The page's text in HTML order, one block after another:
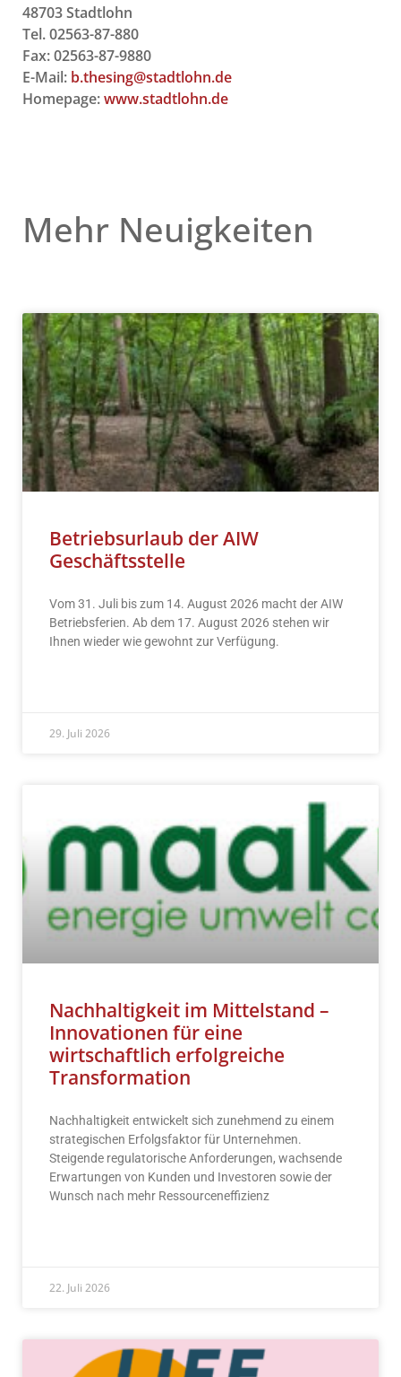
48703 Stadtlohn
Tel. 02563-87-880
Fax: 02563-87-9880
E-Mail: b.thesing@stadtlohn.de
Homepage:www.stadtlohn.de
Mehr Neuigkeiten
Betriebsurlaub der AIW
Geschäftsstelle
Vom 31. Juli bis zum 14. August 2026 macht der AIW
Betriebsferien. Ab dem 17. August 2026 stehen wir
Ihnen wieder wie gewohnt zur Verfügung.
29. Juli 2026
Nachhaltigkeit im Mittelstand –
Innovationen für eine
wirtschaftlich erfolgreiche
Transformation
Nachhaltigkeit entwickelt sich zunehmend zu einem
strategischen Erfolgsfaktor für Unternehmen.
Steigende regulatorische Anforderungen, wachsende
Erwartungen von Kunden und Investoren sowie der
Wunsch nach mehr Ressourceneffizienz
22. Juli 2026